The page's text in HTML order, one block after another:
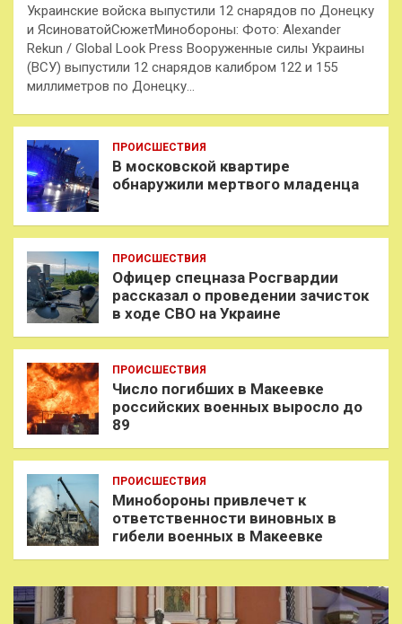
Украинские войска выпустили 12 снарядов по Донецку
и ЯсиноватойСюжетМинобороны: Фото: Alexander
Rekun / Global Look Press Вооруженные силы Украины
(ВСУ) выпустили 12 снарядов калибром 122 и 155
миллиметров по Донецку…
ПРОИСШЕСТВИЯ
В московской квартире
обнаружили мертвого младенца
ПРОИСШЕСТВИЯ
Офицер спецназа Росгвардии
рассказал о проведении зачисток
в ходе СВО на Украине
ПРОИСШЕСТВИЯ
Число погибших в Макеевке
российских военных выросло до
89
ПРОИСШЕСТВИЯ
Минобороны привлечет к
ответственности виновных в
гибели военных в Макеевке